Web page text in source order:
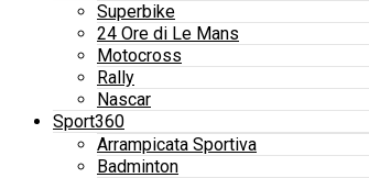
Superbike
24 Ore di Le Mans
Motocross
Rally
Nascar
Sport360
Arrampicata Sportiva
Badminton